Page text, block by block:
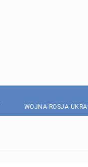
WOJNA ROSJA-